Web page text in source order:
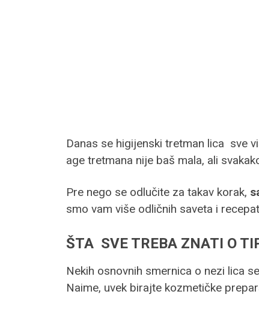
Danas se higijenski tretman lica sve
age tretmana nije baš mala, ali
Pre nego se odlučite za takav korak,
smo vam više odličnih saveta i
ŠTA SVE TREBA ZNATI O
Nekih osnovnih smernica o nezi lica
Naime, uvek birajte kozmetičke